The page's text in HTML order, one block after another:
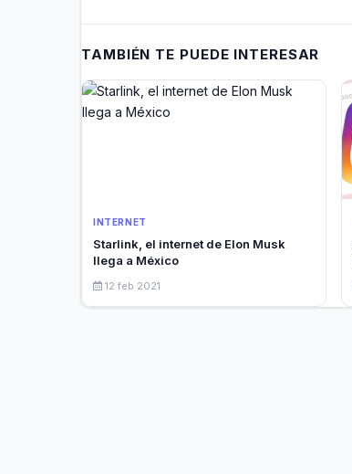
TAMBIÉN TE PUEDE INTERESAR
INTERNET
Starlink, el internet de Elon Musk
llega a México
12 feb 2021